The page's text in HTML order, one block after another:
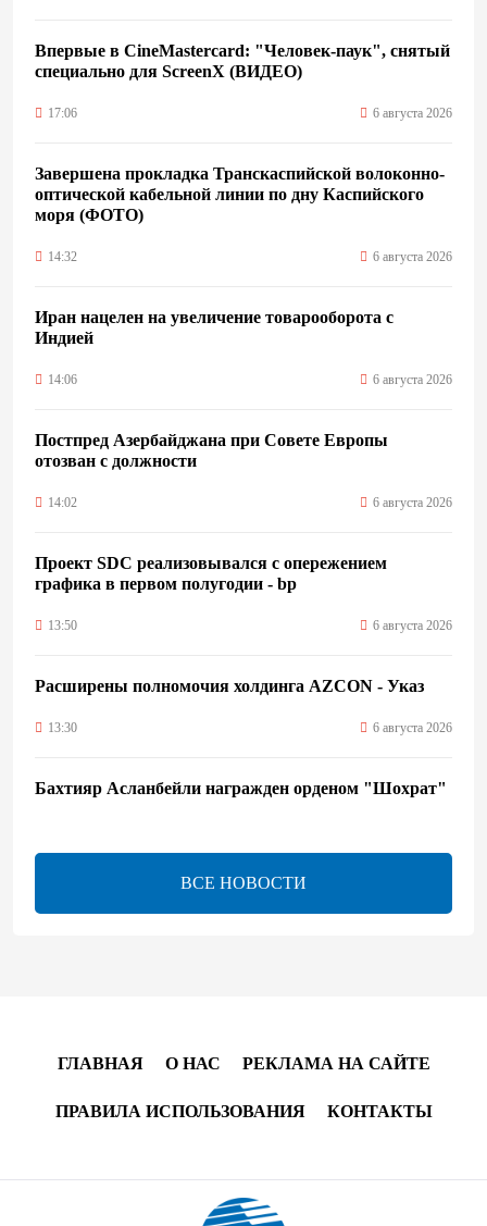
Впервые в CineMastercard: "Человек-паук", снятый
специально для ScreenX (ВИДЕО)
17:06 6 августа 2026
Завершена прокладка Транскаспийской волоконно-
оптической кабельной линии по дну Каспийского
моря (ФОТО)
14:32 6 августа 2026
Иран нацелен на увеличение товарооборота с
Индией
14:06 6 августа 2026
Постпред Азербайджана при Совете Европы
отозван с должности
14:02 6 августа 2026
Проект SDC реализовывался с опережением
графика в первом полугодии - bp
13:50 6 августа 2026
Расширены полномочия холдинга AZCON - Указ
13:30 6 августа 2026
Бахтияр Асланбейли награжден орденом "Шохрат"
13:26 6 августа 2026
bp о ходе строительства солнечной электростанции
Азербайджан непродовольственными товарами
Армении объявлено окончательное решение
ВСЕ НОВОСТИ
ГЛАВНАЯ О НАС РЕКЛАМА НА САЙТЕ
ПРАВИЛА ИСПОЛЬЗОВАНИЯ КОНТАКТЫ